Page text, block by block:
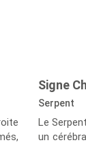
Signe
Serpent
Le
un